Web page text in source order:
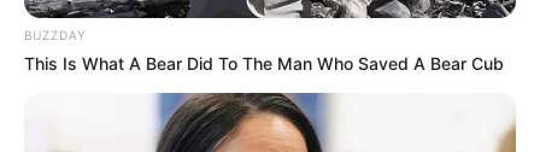
BUZZDAY
This Is What A Bear Did To The Man Who Saved A Bear Cub